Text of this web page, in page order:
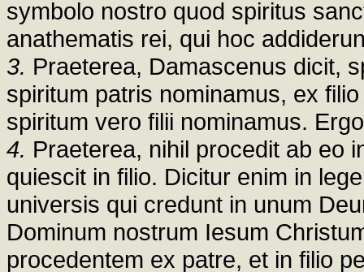
symbolo nostro quod spiritus
anathematis rei, qui hoc
3. Praeterea, Damascenus dicit,
spiritum patris nominamus, ex
spiritum vero filii nominamus.
4. Praeterea, nihil procedit ab eo
quiescit in filio. Dicitur enim in
universis qui credunt in unum
Dominum nostrum Iesum
procedentem ex patre, et in filio